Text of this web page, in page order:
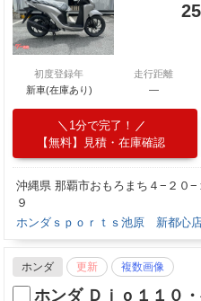
初度登録年
新車(在庫あり)
走行距離
―
1分で完了！
【無料】見積・在庫確認
沖縄県 那覇市おもろまち４−２０−
９
ホンダｓｐｏｒｔｓ池原 新都心
ホンダ 更新 複数画像
ホンダ Ｄｉｏ１１０